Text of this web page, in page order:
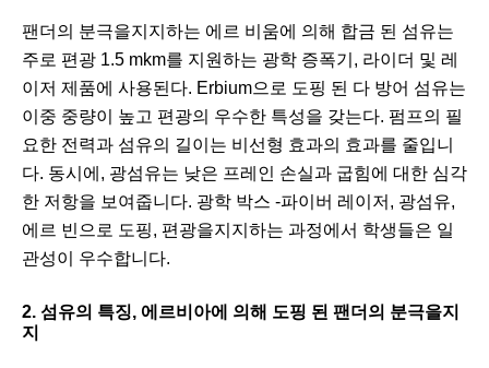
팬더의 분극을지지하는 에르 비움에 의해 합금 된 섬유는
주로 편광 1.5 mkm를 지원하는 광학 증폭기, 라이더 및 레
이저 제품에 사용된다. Erbium으로 도핑 된 다 방어 섬유는
이중 중량이 높고 편광의 우수한 특성을 갖는다. 펌프의 필
요한 전력과 섬유의 길이는 비선형 효과의 효과를 줄입니
다. 동시에, 광섬유는 낮은 프레인 손실과 굽힘에 대한 심각
한 저항을 보여줍니다. 광학 박스 -파이버 레이저, 광섬유,
에르 빈으로 도핑, 편광을지지하는 과정에서 학생들은 일
관성이 우수합니다.
2. 섬유의 특징, 에르비아에 의해 도핑 된 팬더의 분극을지
지